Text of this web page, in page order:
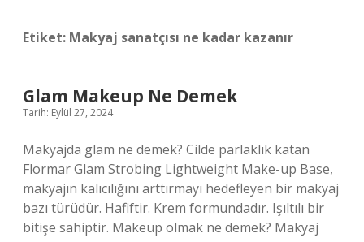
Etiket: Makyaj sanatçısı ne kadar kazanır
Glam Makeup Ne Demek
Tarih: Eylül 27, 2024
Makyajda glam ne demek? Cilde parlaklık katan
Flormar Glam Strobing Lightweight Make-up Base,
makyajın kalıcılığını arttırmayı hedefleyen bir makyaj
bazı türüdür. Hafiftir. Krem formundadır. Işıltılı bir
bitişe sahiptir. Makeup olmak ne demek? Makyaj